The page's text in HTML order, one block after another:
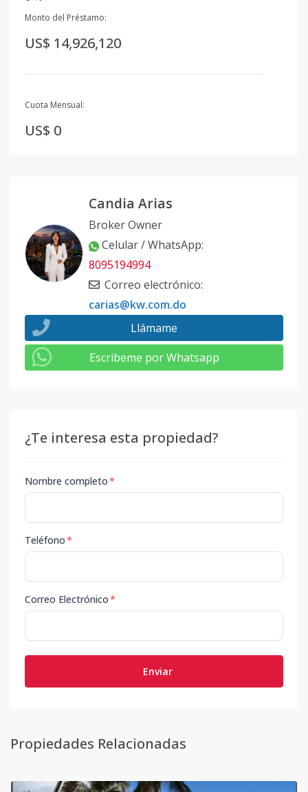
Monto del Préstamo:
US$ 14,926,120
Cuota Mensual:
US$ 0
Candia Arias
Broker Owner
Celular / WhatsApp:
8095194994
Correo electrónico:
carias@kw.com.do
Llámame
Escribeme por Whatsapp
¿Te interesa esta propiedad?
Nombre completo*
Teléfono*
Correo Electrónico*
Enviar
Propiedades Relacionadas